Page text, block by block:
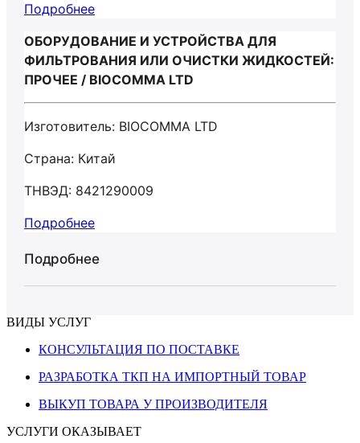
Подробнее
ОБОРУДОВАНИЕ И УСТРОЙСТВА ДЛЯ
ФИЛЬТРОВАНИЯ ИЛИ ОЧИСТКИ ЖИДКОСТЕЙ:
ПРОЧЕЕ / BIOCOMMA LTD
Изготовитель: BIOCOMMA LTD
Страна: Китай
ТНВЭД: 8421290009
Подробнее
Подробнее
ВИДЫ УСЛУГ
КОНСУЛЬТАЦИЯ ПО ПОСТАВКЕ
РАЗРАБОТКА ТКП НА ИМПОРТНЫЙ ТОВАР
ВЫКУП ТОВАРА У ПРОИЗВОДИТЕЛЯ
УСЛУГИ ОКАЗЫВАЕТ